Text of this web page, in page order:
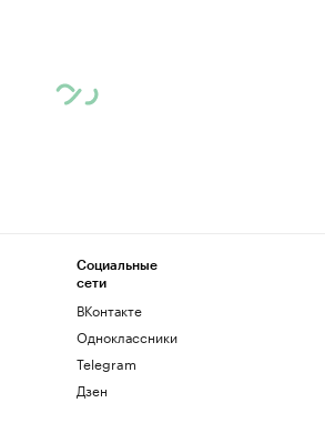
Социальные
сети
ВКонтакте
Одноклассники
Telegram
Дзен